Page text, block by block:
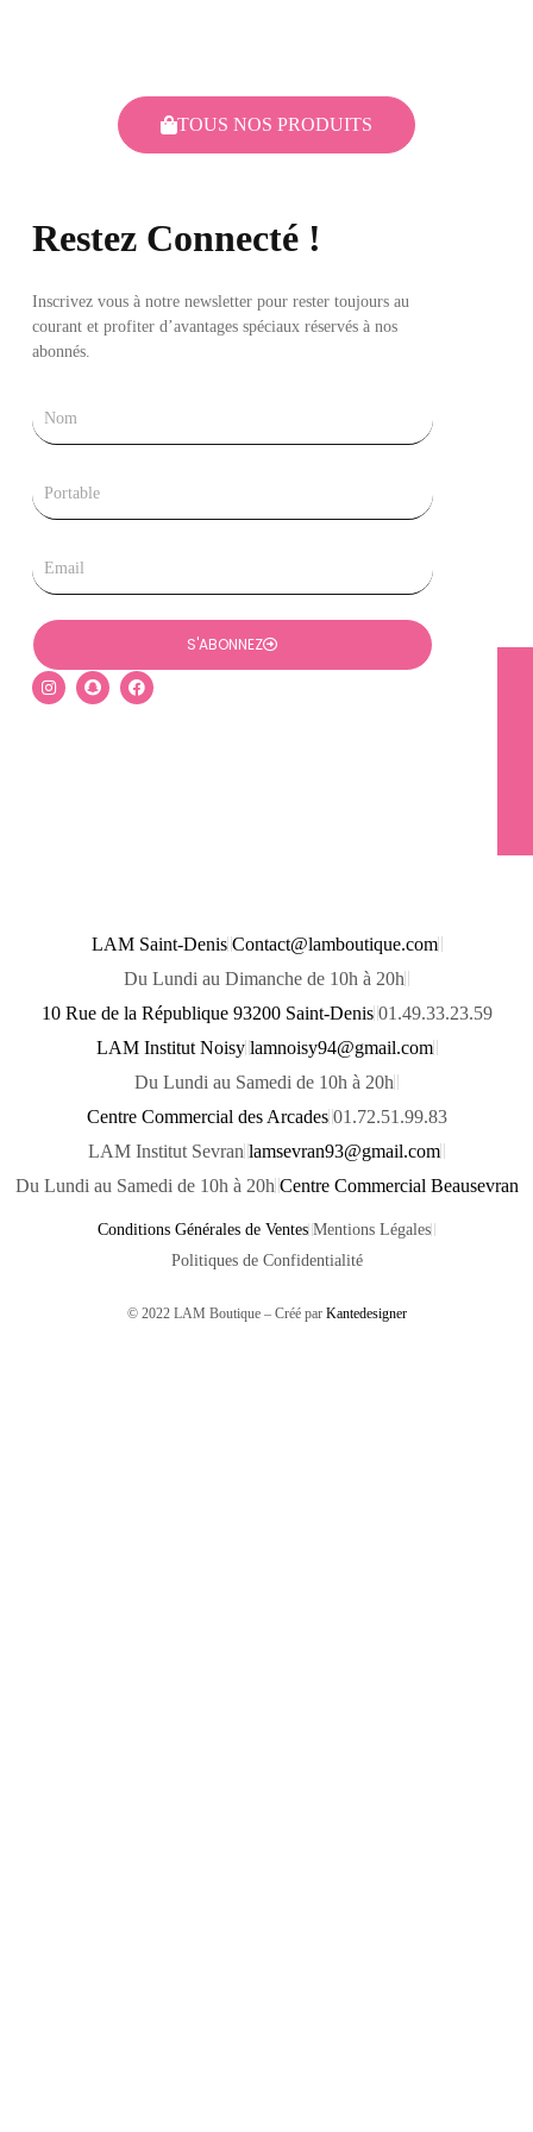
TOUS NOS PRODUITS
Restez Connecté !
Inscrivez vous à notre newsletter pour rester toujours au
courant et profiter d’avantages spéciaux réservés à nos
abonnés.
Nom
Tel
Email
S'ABONNEZ
I
n
s
S
n
a
F
a
c
LAM Saint-Denis Contact@lamboutique.com
Du Lundi au Dimanche de 10h à 20h
10 Rue de la République 93200 Saint-Denis 01.49.33.23.59
LAM Institut Noisy lamnoisy94@gmail.com
Du Lundi au Samedi de 10h à 20h
Centre Commercial des Arcades 01.72.51.99.83
LAM Institut Sevran lamsevran93@gmail.com
Du Lundi au Samedi de 10h à 20h Centre Commercial Beausevran
Conditions Générales de Ventes Mentions Légales
Politiques de Confidentialité
© 2022 LAM Boutique – Créé par Kantedesigner